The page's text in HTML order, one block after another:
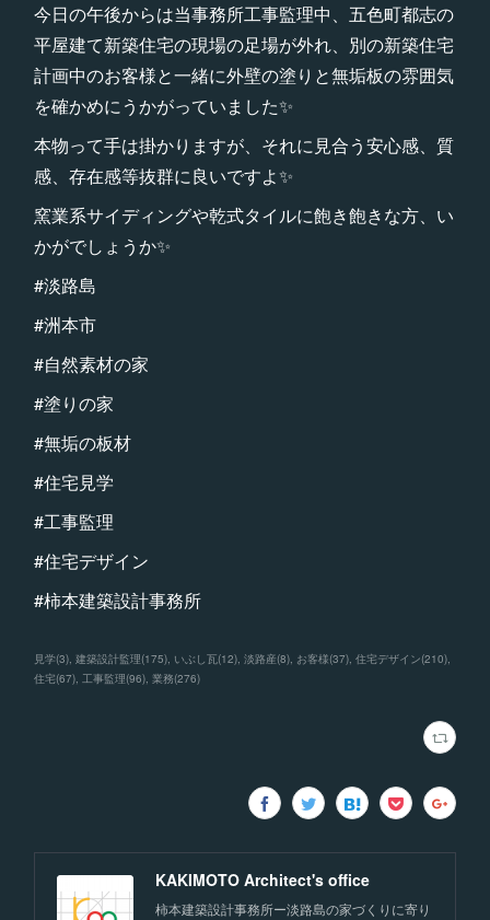
今日の午後からは当事務所工事監理中、五色町都志の
平屋建て新築住宅の現場の足場が外れ、別の新築住宅
計画中のお客様と一緒に外壁の塗りと無垢板の雰囲気
を確かめにうかがっていました✨
本物って手は掛かりますが、それに見合う安心感、質
感、存在感等抜群に良いですよ✨
窯業系サイディングや乾式タイルに飽き飽きな方、い
かがでしょうか✨
#淡路島
#洲本市
#自然素材の家
#塗りの家
#無垢の板材
#住宅見学
#工事監理
#住宅デザイン
#柿本建築設計事務所
見学(3) 建築設計監理(175) いぶし瓦(12) 淡路産(8) お客様(37) 住宅デザイン(210)
住宅(67) 工事監理(96) 業務(276)
KAKIMOTO Architect's office
柿本建築設計事務所ー淡路島の家づくりに寄り